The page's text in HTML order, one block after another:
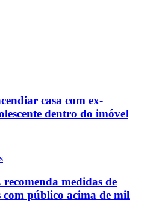
casa com ex-
dentro do imóvel
medidas de
com público acima de mil